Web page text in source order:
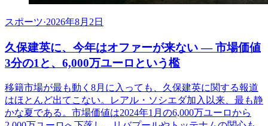
スポーツ·2026年8月2日
久保建英に、今年はオファーが来ない ― 市場価値
3分の1と、6,000万ユーロという檻
移籍市場が最も動く8月に入っても、久保建英に関する報道
はほとんど出てこない。レアル・ソシエダ加入以来、最も静
かな夏である。市場価値は2024年1月の6,000万ユーロから